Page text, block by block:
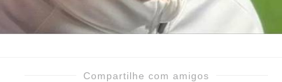
Compartilhe com amigos